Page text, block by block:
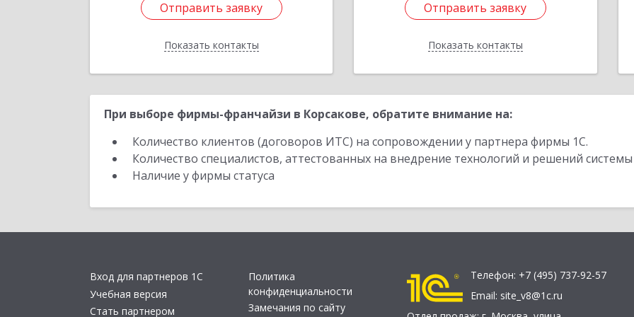
Отправить заявку
Показать контакты
Отправить заявку
Назад
Отправить заявку
Показать контакты
Отправить заявку
Назад
При выборе фирмы-франчайзи в Корсакове, обратите внимание на:
Количество клиентов (договоров ИТС) на сопровождении у партнера фирмы 1С.
Количество специалистов, аттестованных на внедрение технологий и решений
Наличие у фирмы статуса
Вход для партнеров 1С
Учебная версия
Стать партнером
Политика
конфиденциальности
Замечания по сайту
Телефон: +7 (495) 737-92-57
Email: site_v8@1c.ru